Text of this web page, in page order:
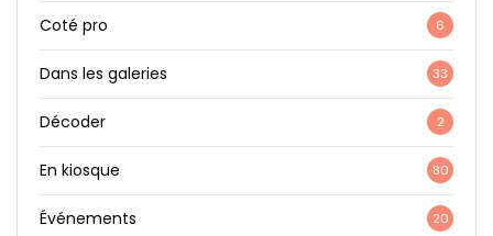
Coté pro 6
Dans les galeries 33
Décoder 2
En kiosque 80
Événements 20